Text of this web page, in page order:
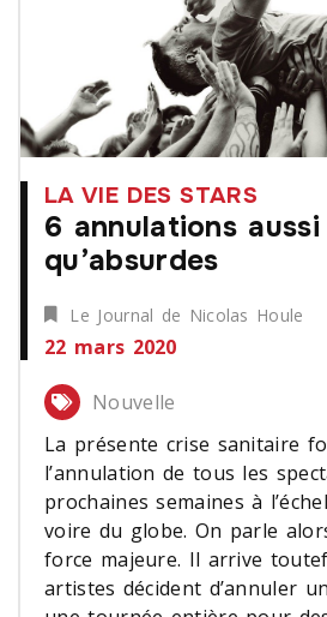
LA VIE DES STARS
6 annulations
qu’absurdes
Le Journal de Nicolas Houle
22 mars 2020
Nouvelle
La présente crise sanitaire
l’annulation de tous les
prochaines semaines à
voire du globe. On parle
force majeure. Il arrive
artistes décident d’annuler